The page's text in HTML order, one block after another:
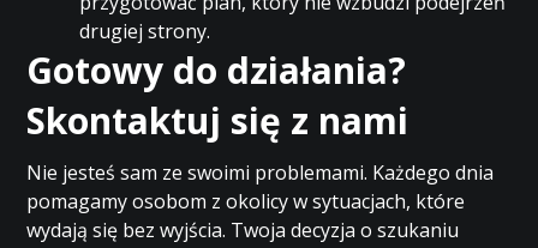
drugiej strony.
Gotowy do działania?
Skontaktuj się z nami
Nie jesteś sam ze swoimi problemami. Każdego dnia
pomagamy osobom z okolicy w sytuacjach, które
wydają się bez wyjścia. Twoja decyzja o szukaniu